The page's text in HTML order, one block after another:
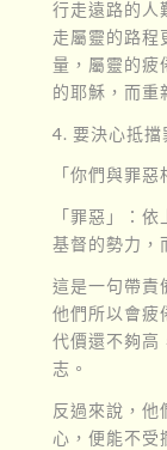
行走遠路的人
走屬靈的路程
量，屬靈的疲
的耶穌，而重
4. 要決心抵擋
「你們與罪
「罪惡」：
基督的勢力，
這是一句帶責
他們所以會疲
代價還不夠高
志。
反過來說，他
心，便能不受